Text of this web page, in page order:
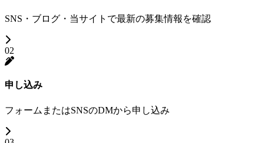
SNS・ブログ・当サイトで最新の募集情報を確認
02
申し込み
フォームまたはSNSのDMから申し込み